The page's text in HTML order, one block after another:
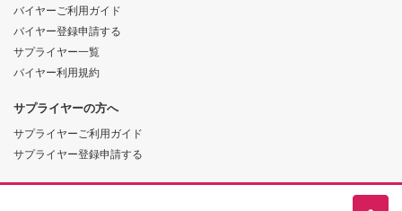
バイヤーご利用ガイド
バイヤー登録申請する
サプライヤー一覧
バイヤー利用規約
サプライヤーの方へ
サプライヤーご利用ガイド
サプライヤー登録申請する